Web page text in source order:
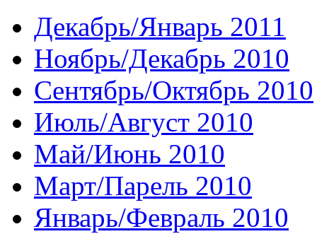
Декабрь/Январь 2011
Ноябрь/Декабрь 2010
Сентябрь/Октябрь 2010
Июль/Август 2010
Май/Июнь 2010
Март/Парель 2010
Январь/Февраль 2010